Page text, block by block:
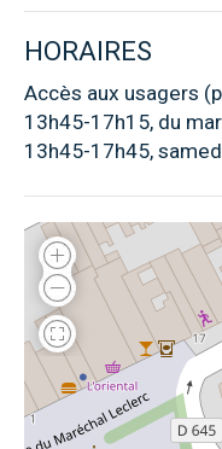
HORAIRES
Accès aux usagers
13h45-17h15, du
13h45-17h45,